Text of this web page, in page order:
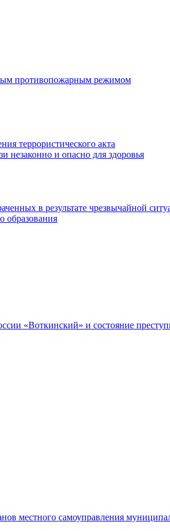
противопожарным режимом
террористического акта
и опасно для здоровья
в результате чрезвычайной
образования
«Воткинский» и состояние
местного самоуправления